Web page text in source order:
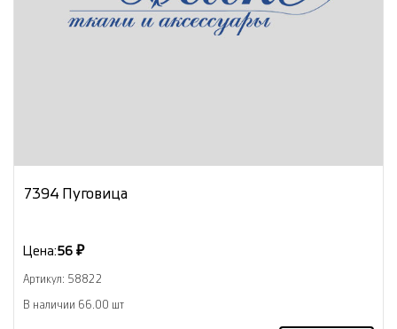
7394 Пуговица
Цена:56 ₽
Артикул: 58822
В наличии 66.00 шт